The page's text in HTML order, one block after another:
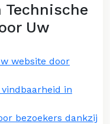
Technische
Uw
website door
in
bezoekers dankzij